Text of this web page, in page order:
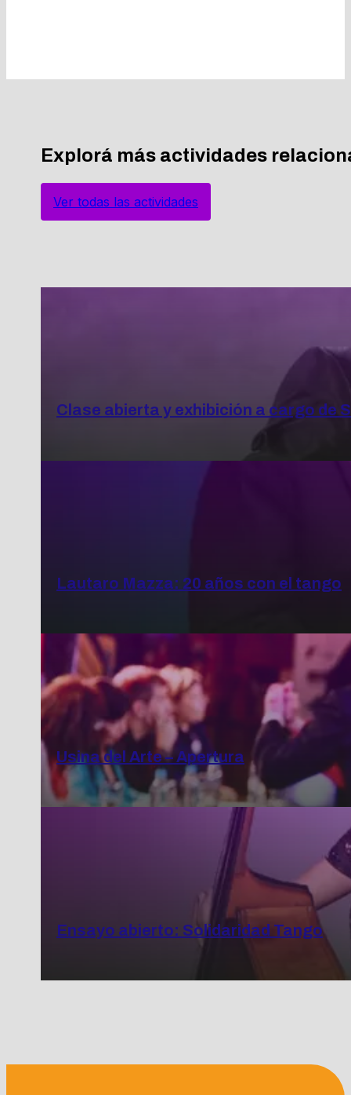
Explorá más actividades
Ver todas las actividades
Clase abierta y exhibición a cargo de
Lautaro Mazza: 20 años con el tango
Usina del Arte – Apertura
Ensayo abierto: Solidaridad Tango